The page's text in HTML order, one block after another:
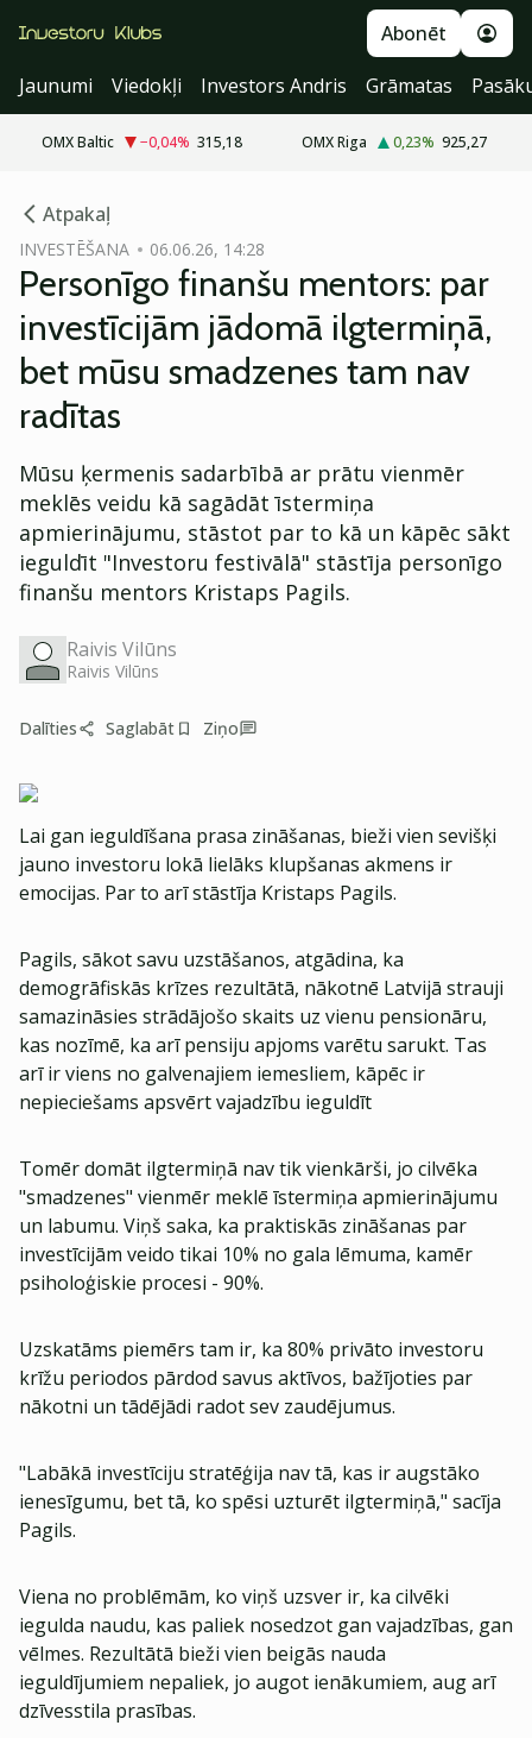
Abonēt
Jaunumi
Viedokļi Investors Andris Grāmatas
OMX Baltic −0,04% 315,18 OMX Riga 0,23% 925,27
Atpakaļ
INVESTĒŠANA 06.06.26, 14:28
Personīgo finanšu mentors: par
investīcijām jādomā ilgtermiņā,
bet mūsu smadzenes tam nav
radītas
Mūsu ķermenis sadarbībā ar prātu vienmēr
meklēs veidu kā sagādāt īstermiņa
apmierinājumu, stāstot par to kā un kāpēc sākt
ieguldīt "Investoru festivālā" stāstīja personīgo
finanšu mentors Kristaps Pagils.
Raivis Vilūns
Raivis Vilūns
Dalīties Saglabāt Ziņo
Lai gan ieguldīšana prasa zināšanas, bieži vien sevišķi
jauno investoru lokā lielāks klupšanas akmens ir
emocijas. Par to arī stāstīja Kristaps Pagils.
Pagils, sākot savu uzstāšanos, atgādina, ka
demogrāfiskās krīzes rezultātā, nākotnē Latvijā strauji
samazināsies strādājošo skaits uz vienu pensionāru,
kas nozīmē, ka arī pensiju apjoms varētu sarukt. Tas
arī ir viens no galvenajiem iemesliem, kāpēc ir
nepieciešams apsvērt vajadzību ieguldīt
Tomēr domāt ilgtermiņā nav tik vienkārši, jo cilvēka
"smadzenes" vienmēr meklē īstermiņa apmierinājumu
un labumu. Viņš saka, ka praktiskās zināšanas par
investīcijām veido tikai 10% no gala lēmuma, kamēr
psiholoģiskie procesi - 90%.
Uzskatāms piemērs tam ir, ka 80% privāto investoru
krīžu periodos pārdod savus aktīvos, bažījoties par
nākotni un tādējādi radot sev zaudējumus.
"Labākā investīciju stratēģija nav tā, kas ir augstāko
ienesīgumu, bet tā, ko spēsi uzturēt ilgtermiņā," sacīja
Pagils.
Viena no problēmām, ko viņš uzsver ir, ka cilvēki
iegulda naudu, kas paliek nosedzot gan vajadzības, gan
vēlmes. Rezultātā bieži vien beigās nauda
ieguldījumiem nepaliek, jo augot ienākumiem, aug arī
dzīvesstila prasības.